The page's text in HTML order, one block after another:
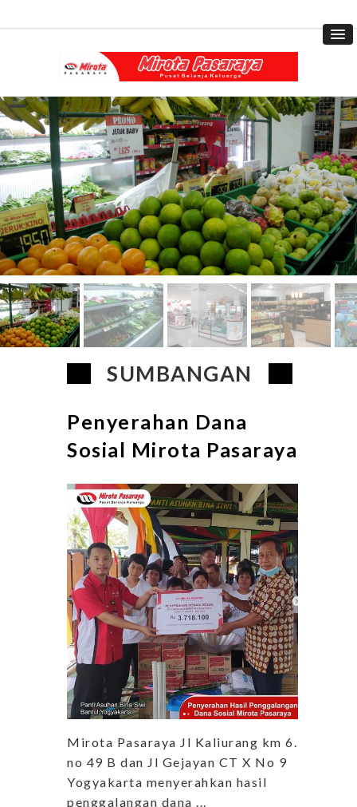
SUMBANGAN
Penyerahan Dana
Sosial Mirota Pasaraya
Mirota Pasaraya Jl Kaliurang km 6.1
no 49 B dan Jl Gejayan CT X No 9
Yogyakarta menyerahkan hasil
penggalangan dana ...